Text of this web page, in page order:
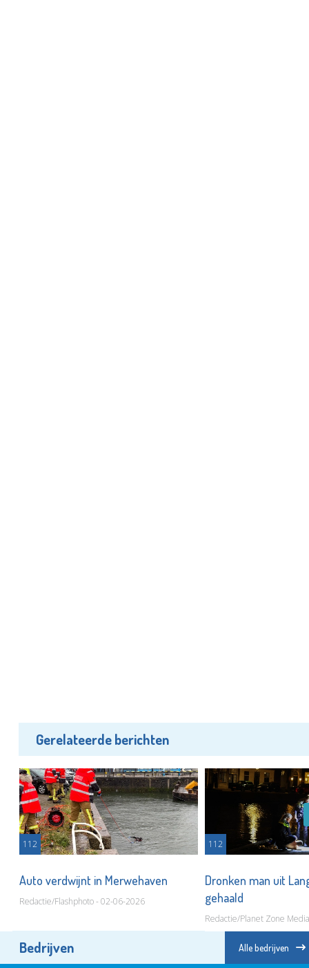
Gerelateerde berichten
112
Auto verdwijnt in Merwehaven
Redactie/Flashphoto - 02-06-2026
112
Dronken man uit
gehaald
Redactie/Planet Zone
Bedrijven Alle bedrijven